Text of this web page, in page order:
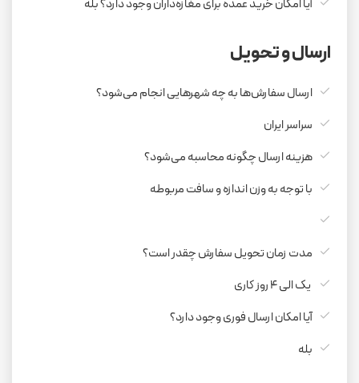
آیا امکان خرید عمده برای مغازه‌داران وجود دارد؟ بله
ارسال و تحویل
ارسال سفارش‌ها به چه شهرهایی انجام می‌شود؟
سراسر ایران
هزینه ارسال چگونه محاسبه می‌شود؟
با توجه به وزن اندازه و سافت مربوطه
مدت زمان تحویل سفارش چقدر است؟
یک الی 4 روز کاری
آیا امکان ارسال فوری وجود دارد؟
بله